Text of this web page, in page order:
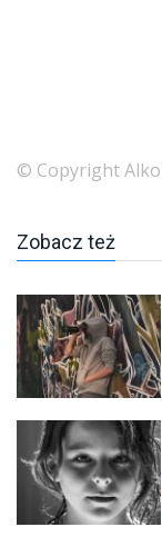
© Copyright
Zobacz też